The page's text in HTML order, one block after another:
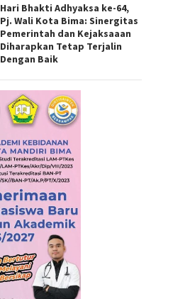
Hari Bhakti Adhyaksa ke-64,
Pj. Wali Kota Bima: Sinergitas
Pemerintah dan Kejaksaaan
Diharapkan Tetap Terjalin
Dengan Baik